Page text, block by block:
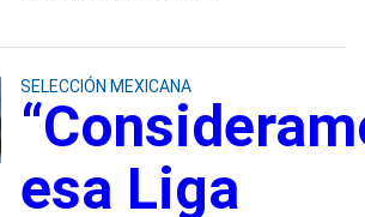
SELECCIÓN MEXICANA
esa Liga